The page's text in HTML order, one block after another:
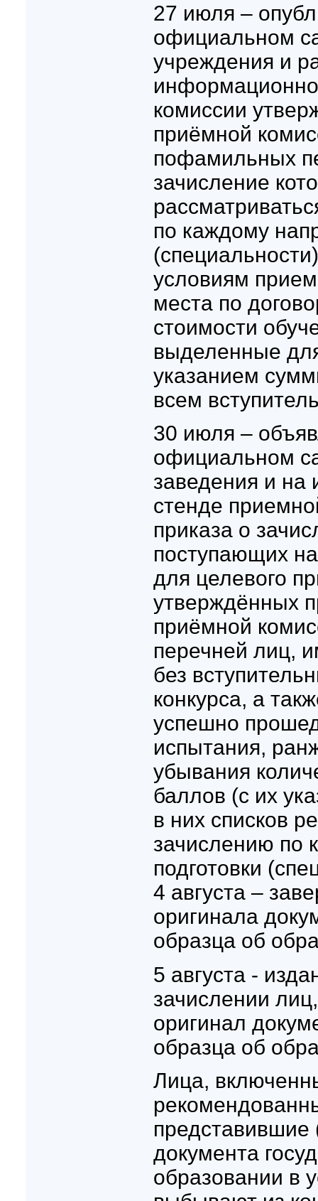
27 июля –
официальном
учреждения и
комиссии
приёмной
пофамильных
зачисление
по каждому
условиям
места по
стоимости
выделенные
указанием
всем
30 июля –
официальном
заведения и
стенде
приказа о
поступающих
для целевого
утверждённых
приёмной
перечней лиц,
без
конкурса, а
успешно
испытания,
убывания
баллов (с их
в них списков
зачислению по
подготовки
4 августа –
оригинала
образца об
5 августа -
зачислении
оригинал
образца об
Лица,
представившие
документа
образовании в